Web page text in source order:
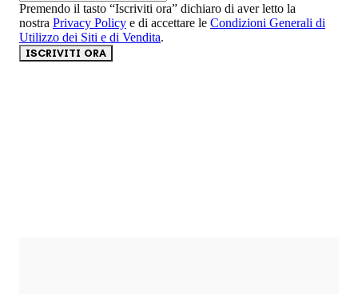
Premendo il tasto “Iscriviti ora” dichiaro di aver letto la
nostra Privacy Policy e di accettare le Condizioni Generali di
Utilizzo dei Siti e di Vendita.
ISCRIVITI ORA